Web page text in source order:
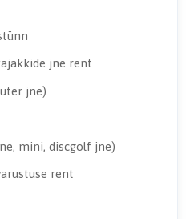
jne rent
jne)
mini, discgolf jne)
rent